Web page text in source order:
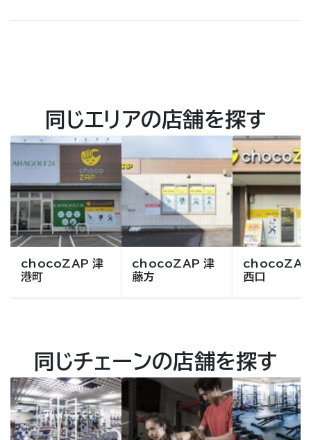
同じエリアの店舗を探す
chocoZAP 津
港町
chocoZAP 津
藤方
chocoZAP
西口
同じチェーンの店舗を探す